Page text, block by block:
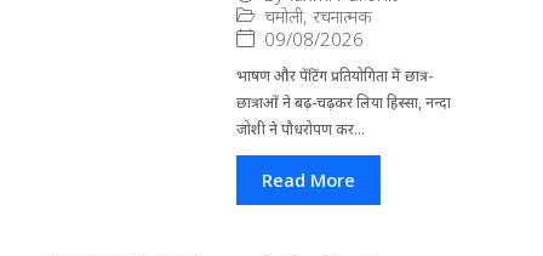
चमोली, रचनात्मक
09/08/2026
भाषण और पेंटिंग प्रतियोगिता में छात्र-
छात्राओं ने बढ़-चढ़कर लिया हिस्सा, नन्दा
जोशी ने पौधरोपण कर...
Read More